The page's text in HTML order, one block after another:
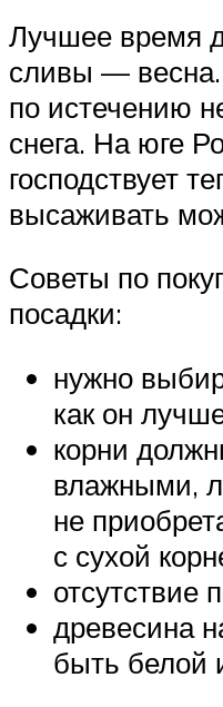
Лучшее время
сливы —
по истечению
снега. На юге
господствует
высаживать
Советы по
посадки:
нужно
как он
корни
влажными,
не
с сухой
отсутствие
древесина
быть белой